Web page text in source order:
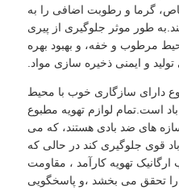
گرما و رطوبت اضافی را به
طور موثر جلوگیری از پیری
مرطوب و خفه، و بهبود بهره
و ایمنی ذخیره سازی مواد.
دارای سازگاری خوب با محیط
است.تمام لوازم تهویه مطبوع
های ضد بادی هستند، که می
قوی جلوگیری کند در حالی که
تهویه کارآمد ، مقاومت
را تحقق می بخشد ،و پاسخگویی